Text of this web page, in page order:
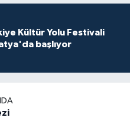
Kültür Yolu Festivali
başlıyor